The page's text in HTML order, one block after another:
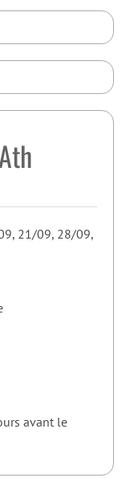
21/09, 28/09,
avant le